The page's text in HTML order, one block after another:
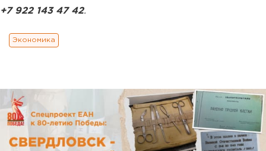
+7 922 143 47 42.
Экономика